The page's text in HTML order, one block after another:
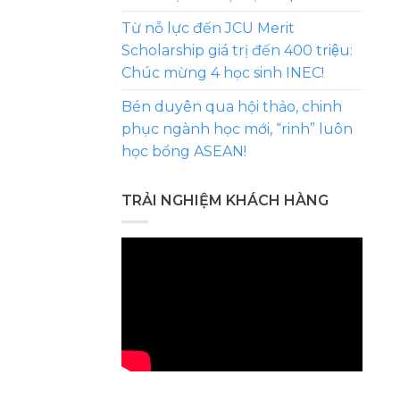
Từ nỗ lực đến JCU Merit
Scholarship giá trị đến 400 triệu:
Chúc mừng 4 học sinh INEC!
Bén duyên qua hội thảo, chinh
phục ngành học mới, “rinh” luôn
học bổng ASEAN!
TRẢI NGHIỆM KHÁCH HÀNG